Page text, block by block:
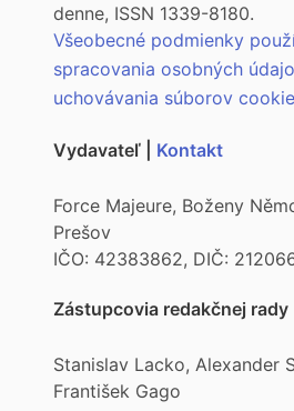
denne, ISSN 1339-8180.
Všeobecné podmienky
spracovania osobných
uchovávania súborov
Vydavateľ | Kontakt
Force Majeure, Boženy
Prešov
IČO: 42383862, DIČ:
Zástupcovia redakčnej rady |
Stanislav Lacko, Alexander
František Gago